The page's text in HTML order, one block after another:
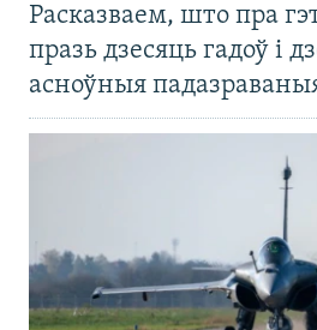
Расказваем, што пра
празь дзесяць гадоў і
асноўныя